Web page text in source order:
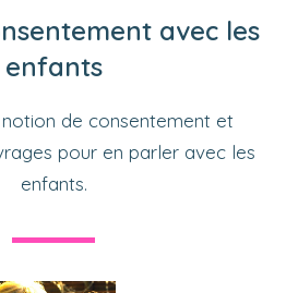
avec les
enfants
de consentement et
pour en parler avec les
enfants.